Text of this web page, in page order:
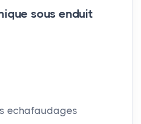
sous enduit
echafaudages